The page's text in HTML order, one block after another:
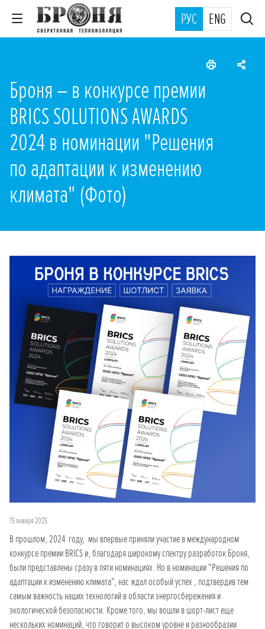
РУС ENG
Броня – в конкурсе премии
BRICS SOLUTIONS AWARDS
2024 в номинации "Решения
по адаптации к изменению
климата" (Фото)
15 января 2025
В прошлом, 2024 году, мы впервые приняли участие в международном
конкурсе премии BRICS и, благодаря широкому спектру разработок Броня,
были представлены сразу в пяти номинациях. Но в номинации "Решения по
адаптации к изменению климата", нас ждал особый успех , подтвердив тем
самым важность наших технологий в области энергосбережения и
экологической безопасности. Кроме того, мы вошли в шорт-лист еще
нескольких номинаций, что говорит о высоком уровне и разнообразии